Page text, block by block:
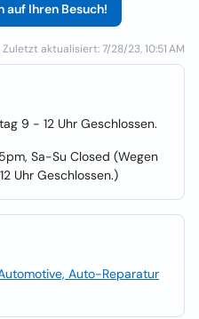
auf Ihren Besuch!
Zuletzt aktualisiert: 7/28/23, 10:51 AM
9 - 12 Uhr Geschlossen.
Sa-Su Closed (Wegen
Uhr Geschlossen.)
Auto-Reparatur